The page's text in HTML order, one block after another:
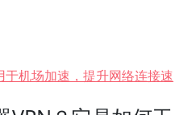
机场加速，提升网络连接速